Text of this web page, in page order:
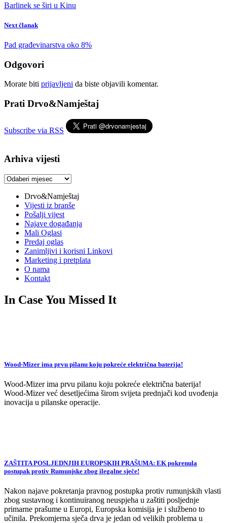
Barlinek se širi u Kinu
Next članak
Pad građevinarstva oko 8%
Odgovori
Morate biti prijavljeni da biste objavili komentar.
Prati Drvo&Namještaj
Subscribe via RSS
Arhiva vijesti
Arhiva
Drvo&Namještaj
Vijesti iz branše
Pošalji vijest
Najave događanja
Mali Oglasi
Predaj oglas
Zanimljivi i korisni Linkovi
Marketing i pretplata
O nama
Kontakt
In Case You Missed It
Wood-Mizer ima prvu pilanu koju pokreće električna baterija!
Wood-Mizer ima prvu pilanu koju pokreće električna baterija!
Wood-Mizer već desetljećima širom svijeta prednjači kod uvođenja
inovacija u pilanske operacije.
ZAŠTITA POSLJEDNJIH EUROPSKIH PRAŠUMA: EK pokrenula
postupak protiv Rumunjske zbog ilegalne sječe!
Nakon najave pokretanja pravnog postupka protiv rumunjskih vlasti
zbog sustavnog i kontinuiranog neuspjeha u zaštiti posljednje
primarne prašume u Europi, Europska komisija je i službeno to
učinila. Prekomjerna sječa drva je jedan od velikih problema u